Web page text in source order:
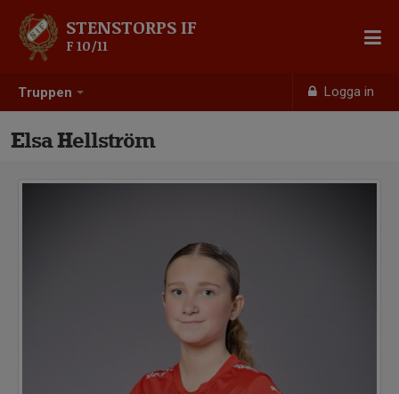
Truppen Logga in
STENSTORPS IF
F 10/11
Elsa Hellström